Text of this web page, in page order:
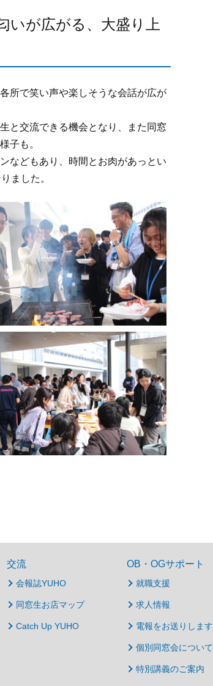
いが広がる、大盛り上
所で笑い声や楽しそうな会話が広が
と交流できる機会となり、また同窓
子も。
などもあり、時間とお肉があっとい
ました。
交流
会報誌YUHO
同窓生お店マップ
Catch Up YUHO
OB・OGサポート
就職支援
求人情報
電報をお送りします
個別同窓会について
特別講義のご案内